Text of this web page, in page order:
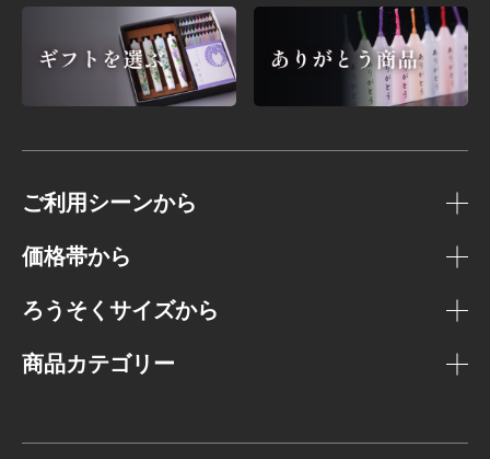
ご利用シーンから
価格帯から
ろうそくサイズから
商品カテゴリー